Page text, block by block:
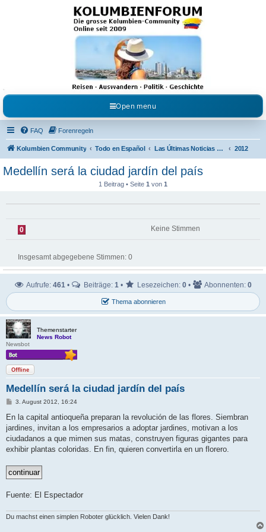
Kolumbienforum - Das
grosse Forum der
Freunde Kolumbiens
Reisen, Auswandern, Kultur, Politik, Geschichte und Visum in Kolumbien und Venezuela.
Austausch, Erfahrungen und Gemeinschaft im Kolumbienforum
Open menu
FAQ Forenregeln
Kolumbien Community Todo en Español Las Últimas Noticias en Español 2012
Medellín será la ciudad jardín del país
1 Beitrag • Seite 1 von 1
0 Keine Stimmen
Insgesamt abgegebene Stimmen: 0
Thema abonnieren
Aufrufe: 461 • Beiträge: 1 • Lesezeichen: 0 • Abonnenten: 0
Themenstarter
News Robot
Newsbot
Offline
Medellín será la ciudad jardín del país
B
i
r
a
3. August 2012, 16:24
En la capital antioqueña preparan la revolución de las flores. Siembran
jardines, invitan a los empresarios a adoptar jardines, motivan a los
ciudadanos a que mimen sus matas, construyen figuras gigantes para
exhibir plantas coloridas. En fin, quieren convertirla en un florero.
Fuente: El Espectador
Du machst einen simplen Roboter glücklich. Vielen Dank!